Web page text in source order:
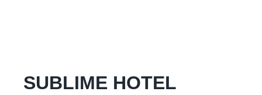
SUBLIME HOTEL